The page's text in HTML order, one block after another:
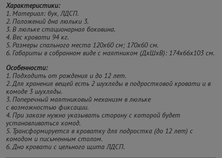
Характеристики:
1. Материал: бук, ЛДСП.
2. Положений дна люльки 3.
3. В люльке стационарная боковина.
4. Вес кровати 94 кг.
5. Размеры спального места 120х60 см; 170х60 см.
6. Габариты в собранном виде с маятником (ДхШхВ): 174х66х103 см.
Особенности:
1. Подходить от рождения и до 12 лет.
2. Для хранения вещей есть 2 шухляды в подростковой кровати и в
комоде 3 шухляды.
3. Поперечный маятниковый механизм в люльке
с возможностью фиксации.
4. При заказе нужно указывать сторону с которой будет
устанавливаться комод.
5. Трансформируется в кроватку для подростка (до 12 лет) с
комодом и письменным столом.
6. Дно кровати с цельного щита ЛДСП.